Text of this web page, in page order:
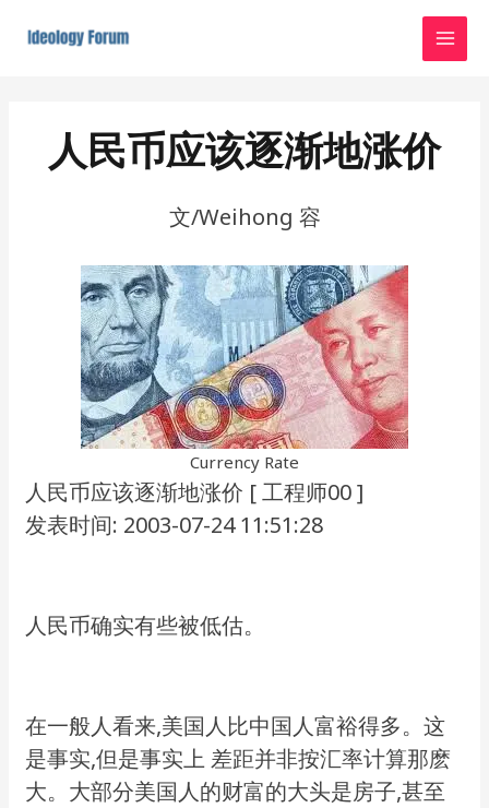
人民币应该逐渐地涨价
文/Weihong 容
Currency Rate
人民币应该逐渐地涨价 [ 工程师00 ]
发表时间: 2003-07-24 11:51:28
人民币确实有些被低估。
在一般人看来,美国人比中国人富裕得多。这
是事实,但是事实上 差距并非按汇率计算那麽
大。大部分美国人的财富的大头是房子,甚至